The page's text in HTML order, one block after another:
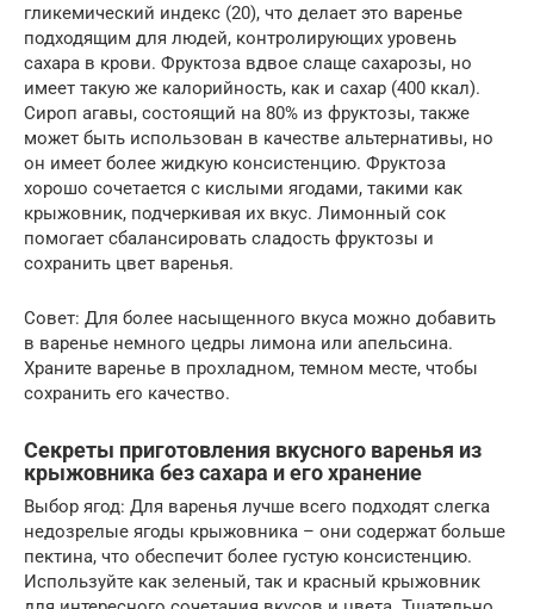
гликемический индекс (20), что делает это варенье
подходящим для людей, контролирующих уровень
сахара в крови. Фруктоза вдвое слаще сахарозы, но
имеет такую же калорийность, как и сахар (400 ккал).
Сироп агавы, состоящий на 80% из фруктозы, также
может быть использован в качестве альтернативы, но
он имеет более жидкую консистенцию. Фруктоза
хорошо сочетается с кислыми ягодами, такими как
крыжовник, подчеркивая их вкус. Лимонный сок
помогает сбалансировать сладость фруктозы и
сохранить цвет варенья.
Совет: Для более насыщенного вкуса можно добавить
в варенье немного цедры лимона или апельсина.
Храните варенье в прохладном, темном месте, чтобы
сохранить его качество.
Секреты приготовления вкусного варенья из
крыжовника без сахара и его хранение
Выбор ягод: Для варенья лучше всего подходят слегка
недозрелые ягоды крыжовника – они содержат больше
пектина, что обеспечит более густую консистенцию.
Используйте как зеленый, так и красный крыжовник